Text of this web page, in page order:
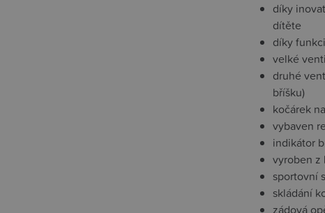
díky
dítěte
díky
velké
druhé
bříšku)
kočárek
vybaven
indikátor
vyroben z
sportovní
skládání
zádová